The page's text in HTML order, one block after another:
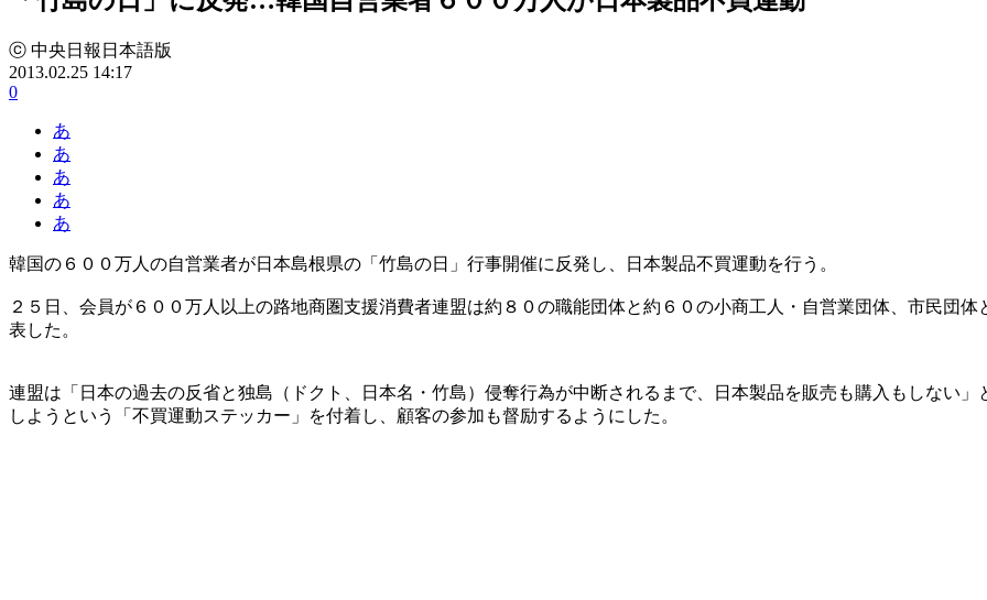
ⓒ 中央日報日本語版
2013.02.25 14:17
0
あ
あ
あ
あ
あ
韓国の６００万人の自営業者が日本島根県の「竹島の日」行事開催に反発し、日本製品不買運動を行う。
２５日、会員が６００万人以上の路地商圏支援消費者連盟は約８０の職能団体と約６０の小商工人・自営業団体、市民団
表した。
連盟は「日本の過去の反省と独島（ドクト、日本名・竹島）侵奪行為が中断されるまで、日本製品を販売も購入もしない
しようという「不買運動ステッカー」を付着し、顧客の参加も督励するようにした。